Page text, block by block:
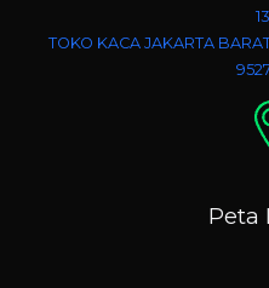
TOKO KACA JAKARTA
Peta